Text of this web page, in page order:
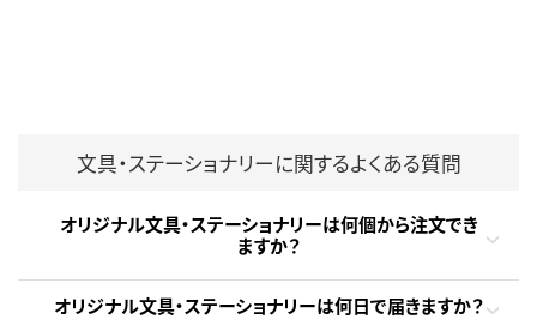
文具・ステーショナリーに関するよくある質問
オリジナル文具・ステーショナリーは何個から注文でき
ますか？
オリジナル文具・ステーショナリーは何日で届きますか？